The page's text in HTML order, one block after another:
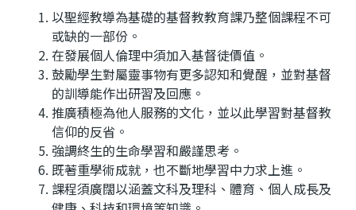
以聖經教導為基礎的基督教教育課乃整個課程不可
或缺的一部份。
在發展個人倫理中須加入基督徒價值。
鼓勵學生對屬靈事物有更多認知和覺醒，並對基督
的訓導能作出研習及回應。
推廣積極為他人服務的文化，並以此學習對基督教
信仰的反省。
強調終生的生命學習和嚴謹思考。
既著重學術成就，也不斷地學習中力求上進。
課程須廣闊以涵蓋文科及理科、體育、個人成長及